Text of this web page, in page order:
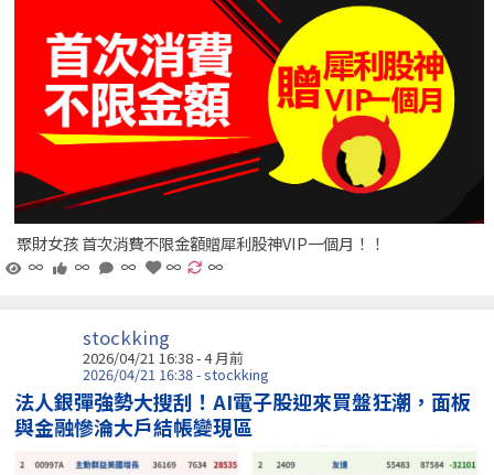
聚財女孩 首次消費不限金額贈犀利股神VIP一個月！！
∞
∞ ∞ ∞ ∞
stockking
2026/04/21 16:38 - 4 月前
2026/04/21 16:38 - stockking
法人銀彈強勢大搜刮！AI電子股迎來買盤狂潮，面板
與金融慘淪大戶結帳變現區